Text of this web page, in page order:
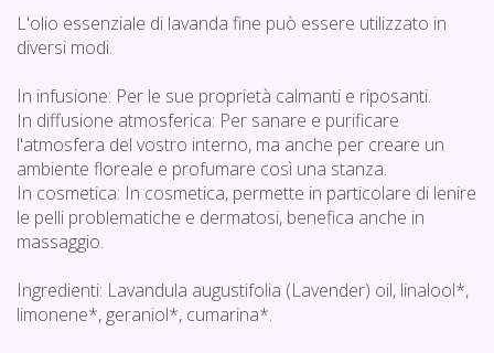
L'olio essenziale di lavanda fine può essere utilizzato in
diversi modi.
In infusione: Per le sue proprietà calmanti e riposanti.
In diffusione atmosferica: Per sanare e purificare
l'atmosfera del vostro interno, ma anche per creare un
ambiente floreale e profumare così una stanza.
In cosmetica: In cosmetica, permette in particolare di lenire
le pelli problematiche e dermatosi, benefica anche in
massaggio.
Ingredienti: Lavandula augustifolia (Lavender) oil, linalool*,
limonene*, geraniol*, cumarina*.